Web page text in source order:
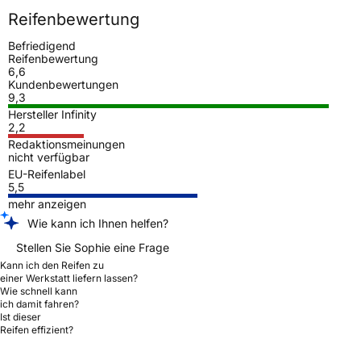
Reifenbewertung
Befriedigend
Reifenbewertung
6,6
Kundenbewertungen
9,3
Hersteller Infinity
2,2
Redaktionsmeinungen
nicht verfügbar
EU-Reifenlabel
5,5
mehr anzeigen
Wie kann ich Ihnen helfen?
Stellen Sie Sophie eine Frage
Kann ich den Reifen zu
einer Werkstatt liefern lassen?
Wie schnell kann
ich damit fahren?
Ist dieser
Reifen effizient?